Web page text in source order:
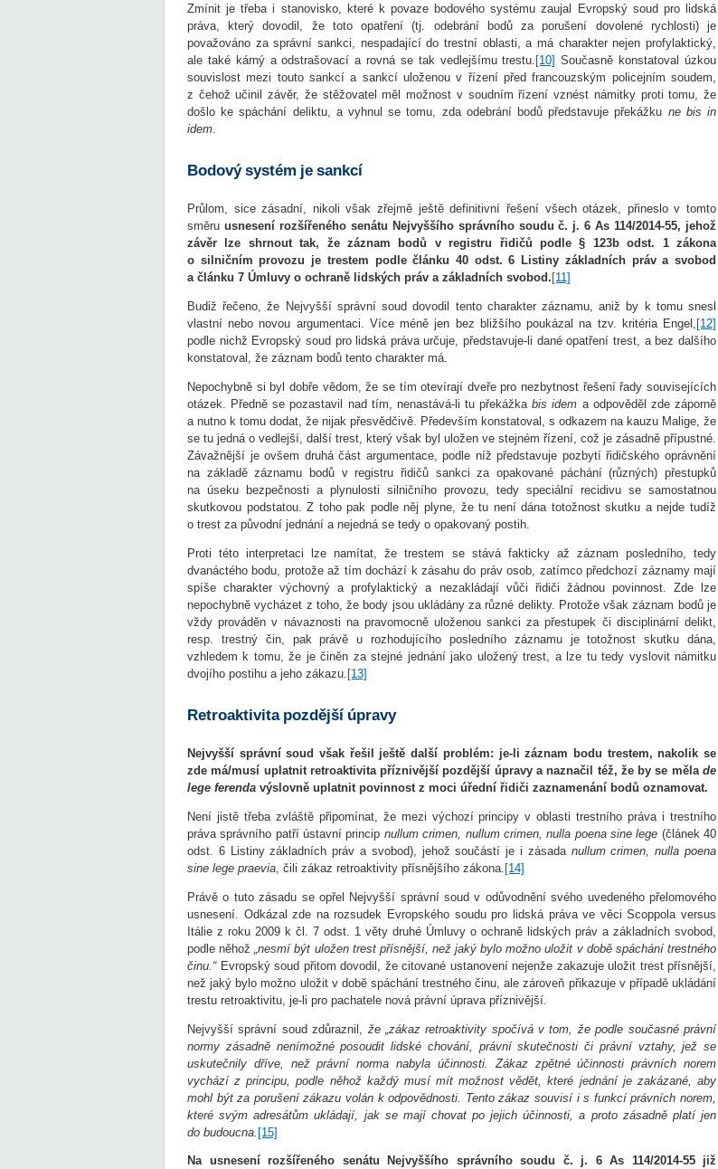
Zmínit je třeba i stanovisko, které k povaze bodového systému zaujal Evropský soud pro lidská
práva, který dovodil, že toto opatření (tj. odebrání bodů za porušení dovolené rychlosti) je
považováno za správní sankci, nespadající do trestní oblasti, a má charakter nejen profylaktický,
ale také kárný a odstrašovací a rovná se tak vedlejšímu trestu. [10] Současně konstatoval úzkou
souvislost mezi touto sankcí a sankcí uloženou v řízení před francouzským policejním soudem,
z čehož učinil závěr, že stěžovatel měl možnost v soudním řízení vznést námitky proti tomu, že
došlo ke spáchání deliktu, a vyhnul se tomu, zda odebrání bodů představuje překážku ne bis in
idem
Bodový systém je sankcí
Průlom, sice zásadní, nikoli však zřejmě ještě definitivní řešení všech otázek, přineslo v tomto
směru usnesení rozšířeného senátu Nejvyššího správního soudu č. j. 6 As 114/2014-55, jehož
závěr lze shrnout tak, že záznam bodů v registru řidičů podle § 123b odst. 1 zákona
o silničním provozu je trestem podle článku 40 odst. 6 Listiny základních práv a svobod
a článku 7 Úmluvy o ochraně lidských práv a základních svobod. [11]
Budiž řečeno, že Nejvyšší správní soud dovodil tento charakter záznamu, aniž by k tomu snesl
vlastní nebo novou argumentaci. Více méně jen bez bližšího poukázal na tzv. kritéria Engel, [12]
podle nichž Evropský soud pro lidská práva určuje, představuje-li dané opatření trest, a bez dalšího
konstatoval, že záznam bodů tento charakter má.
Nepochybně si byl dobře vědom, že se tím otevírají dveře pro nezbytnost řešení řady souvisejících
otázek. Předně se pozastavil nad tím, nenastává-li tu překážkabis idem a odpověděl zde záporně
a nutno k tomu dodat, že nijak přesvědčivě. Především konstatoval, s odkazem na kauzu Malige, že
se tu jedná o vedlejší, další trest, který však byl uložen ve stejném řízení, což je zásadně přípustné.
Závažnější je ovšem druhá část argumentace, podle níž představuje pozbytí řidičského oprávnění
na základě záznamu bodů v registru řidičů sankci za opakované páchání (různých) přestupků
na úseku bezpečnosti a plynulosti silničního provozu, tedy speciální recidivu se samostatnou
skutkovou podstatou. Z toho pak podle něj plyne, že tu není dána totožnost skutku a nejde tudíž
o trest za původní jednání a nejedná se tedy o opakovaný postih.
Proti této interpretaci lze namítat, že trestem se stává fakticky až záznam posledního, tedy
dvanáctého bodu, protože až tím dochází k zásahu do práv osob, zatímco předchozí záznamy mají
spíše charakter výchovný a profylaktický a nezakládají vůči řidiči žádnou povinnost. Zde lze
nepochybně vycházet z toho, že body jsou ukládány za různé delikty. Protože však záznam bodů je
vždy prováděn v návaznosti na pravomocně uloženou sankci za přestupek či disciplinární delikt,
resp. trestný čin, pak právě u rozhodujícího posledního záznamu je totožnost skutku dána,
vzhledem k tomu, že je činěn za stejné jednání jako uložený trest, a lze tu tedy vyslovit námitku
dvojího postihu a jeho zákazu. [13]
Retroaktivita pozdější úpravy
Nejvyšší správní soud však řešil ještě další problém: je-li záznam bodu trestem, nakolik se
zde má/musí uplatnit retroaktivita příznivější pozdější úpravy a naznačil též, že by se měla de
lege ferenda výslovně uplatnit povinnost z moci úřední řidiči zaznamenání bodů oznamovat.
Není jistě třeba zvláště připomínat, že mezi výchozí principy v oblasti trestního práva i trestního
práva správního patří ústavní princip nullum crimen, nullum crimen, nulla poena sine lege (článek 40
odst. 6 Listiny základních práv a svobod), jehož součástí je i zásada nullum crimen, nulla poena
sine lege praevia , čili zákaz retroaktivity přísnějšího zákona. [14]
Právě o tuto zásadu se opřel Nejvyšší správní soud v odůvodnění svého uvedeného přelomového
usnesení. Odkázal zde na rozsudek Evropského soudu pro lidská práva ve věci Scoppola versus
Itálie z roku 2009 k čl. 7 odst. 1 věty druhé Úmluvy o ochraně lidských práv a základních svobod,
podle něhož „nesmí být uložen trest přísnější, než jaký bylo možno uložit v době spáchání trestného
činu.“Evropský soud přitom dovodil, že citované ustanovení nejenže zakazuje uložit trest přísnější,
než jaký bylo možno uložit v době spáchání trestného činu, ale zároveň přikazuje v případě ukládání
trestu retroaktivitu, je-li pro pachatele nová právní úprava příznivější.
Nejvyšší správní soud zdůraznil, že „zákaz retroaktivity spočívá v tom, že podle současné právní
normy zásadně nenímožné posoudit lidské chování, právní skutečnosti či právní vztahy, jež se
uskutečnily dříve, než právní norma nabyla účinnosti. Zákaz zpětné účinnosti právních norem
vychází z principu, podle něhož každý musí mít možnost vědět, které jednání je zakázané, aby
mohl být za porušení zákazu volán k odpovědnosti. Tento zákaz souvisí i s funkcí právních norem,
které svým adresátům ukládají, jak se mají chovat po jejich účinnosti, a proto zásadně platí jen
do budoucna. [15]
Na usnesení rozšířeného senátu Nejvyššího správního soudu č. j. 6 As 114/2014-55 již